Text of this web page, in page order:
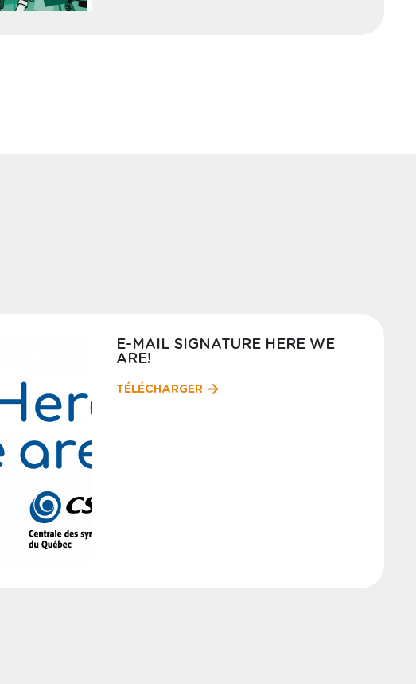
E-MAIL SIGNATURE HERE WE
ARE!
TÉLÉCHARGER